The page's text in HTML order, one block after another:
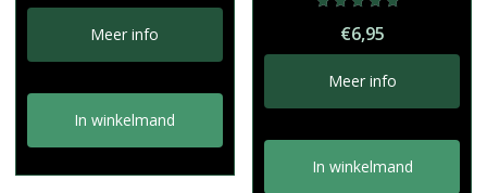
Meer info
In winkelmand
5.00
uit 5
€6,95
Meer info
In winkelmand